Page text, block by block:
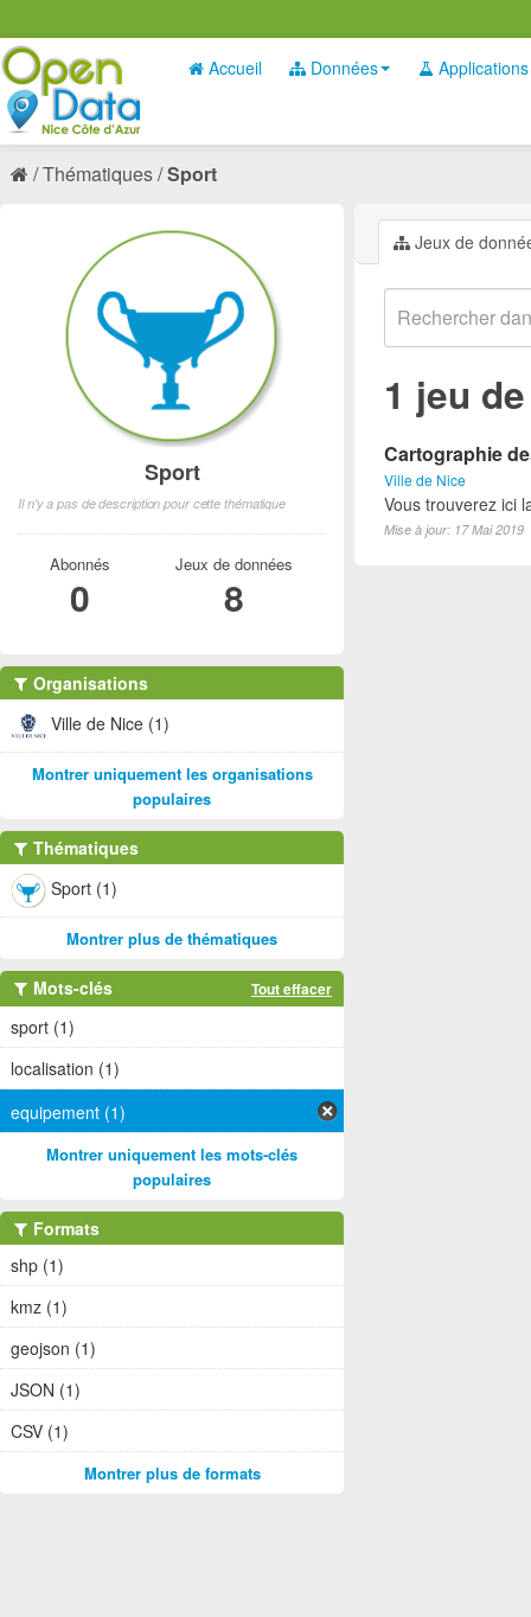
Accueil Données Applications
Thématiques Sport
Jeux de
1 jeu
Cartographie
Ville de Nice
Vous trouverez ici
Mise à jour: 17 Mai 2019
Sport
Il n'y a pas de description pour cette thématique
Abonnés
0
Jeux de données
8
Organisations
Ville de Nice (1)
Montrer uniquement les organisations
populaires
Thématiques
Sport (1)
Montrer plus de thématiques
Mots-clés Tout effacer
sport (1)
localisation (1)
equipement (1)
Montrer uniquement les mots-clés
populaires
Formats
shp (1)
kmz (1)
geojson (1)
JSON (1)
CSV (1)
Montrer plus de formats